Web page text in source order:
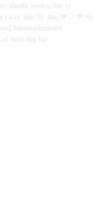
mors dag har